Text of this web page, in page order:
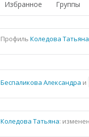
Избранное Группы
Профиль Коледова Татьяна
Беспаликова Александра и
Коледова Татьяна: